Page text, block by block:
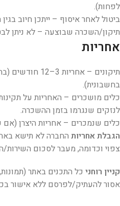
לפחות).
ביטול לאחר איסוף – ייתכן חיוב
תיקון/השכרה שבוצעה – לא ניתן
אחריות
תיקונים – אחריות
בחשבונית).
כלים מושכרים – האחריות על
לנזקים שנגרמו בזמן ההשכרה.
כלים שנמכרים – אחריות היצרן (אם
הגבלת אחריות החברה לא תישא
צפוי וכדומה, מעבר לסכום
קניין רוחני כל התכנים באתר
אסור להעתיק/לפרסם ללא אישור